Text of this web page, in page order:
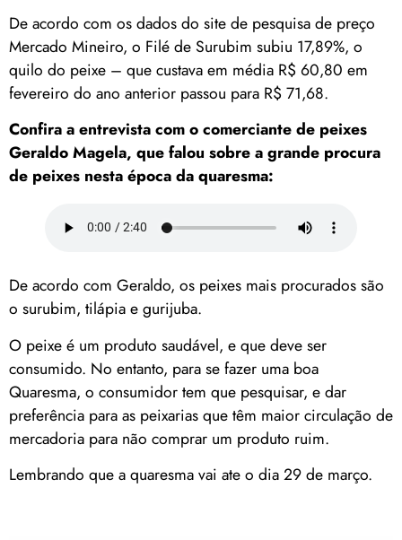
De acordo com os dados do site de pesquisa de preço
Mercado Mineiro, o Filé de Surubim subiu 17,89%, o
quilo do peixe – que custava em média R$ 60,80 em
fevereiro do ano anterior passou para R$ 71,68.
Confira a entrevista com o comerciante de peixes
Geraldo Magela, que falou sobre a grande procura
de peixes nesta época da quaresma:
De acordo com Geraldo, os peixes mais procurados são
o surubim, tilápia e gurijuba.
O peixe é um produto saudável, e que deve ser
consumido. No entanto, para se fazer uma boa
Quaresma, o consumidor tem que pesquisar, e dar
preferência para as peixarias que têm maior circulação de
mercadoria para não comprar um produto ruim.
Lembrando que a quaresma vai ate o dia 29 de março.